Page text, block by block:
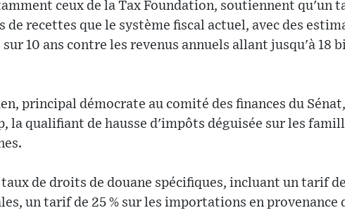
ceux de la Tax Foundation, soutiennent qu'un
de recettes que le système fiscal actuel, avec des
10 ans contre les revenus annuels allant jusqu'à 18
principal démocrate au comité des finances du
la qualifiant de hausse d'impôts déguisée sur les
de droits de douane spécifiques, incluant un tarif de
un tarif de 25 % sur les importations en provenance